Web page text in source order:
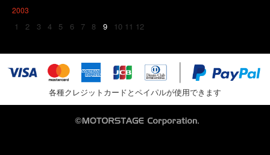
2003
1 2 3 4 5 6 7 8 9 10 11 12
各種クレジットカードとペイパルが使用できます